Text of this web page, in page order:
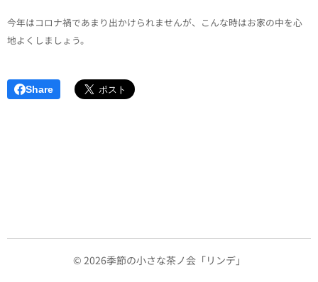
今年はコロナ禍であまり出かけられませんが、こんな時はお家の中を心
地よくしましょう。
Share
© 2026季節の小さな茶ノ会「リンデ」